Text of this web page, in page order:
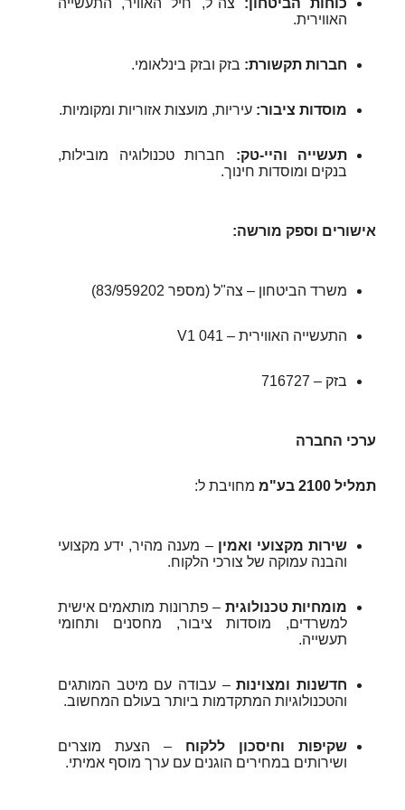
כוחות הביטחון: צה"ל, חיל האוויר, התעשייה
האווירית.
חברות תקשורת: בזק ובזק בינלאומי.
מוסדות ציבור: עיריות, מועצות אזוריות ומקומיות.
תעשייה והיי‑טק: חברות טכנולוגיה מובילות,
בנקים ומוסדות חינוך.
אישורים וספק מורשה:
משרד הביטחון – צה"ל (מספר 83/959202)
התעשייה האווירית – 041 V1
בזק – 716727
ערכי החברה
תמליל 2100 בע"מ מחויבת ל:
שירות מקצועי ואמין – מענה מהיר, ידע מקצועי
והבנה עמוקה של צורכי הלקוח.
מומחיות טכנולוגית – פתרונות מותאמים אישית
למשרדים, מוסדות ציבור, מחסנים ותחומי
תעשייה.
חדשנות ומצוינות– עבודה עם מיטב המותגים
והטכנולוגיות המתקדמות ביותר בעולם המחשוב.
שקיפות וחיסכון ללקוח – הצעת מוצרים
ושירותים במחירים הוגנים עם ערך מוסף אמיתי.